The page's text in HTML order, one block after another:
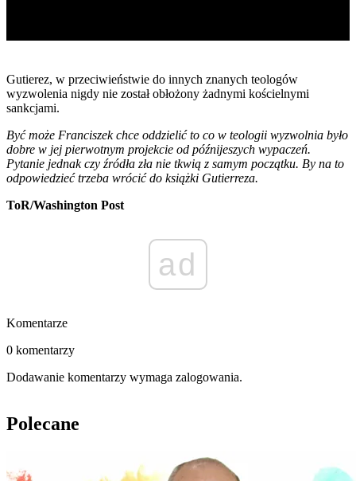
Gutierez, w przeciwieństwie do innych znanych teologów
wyzwolenia nigdy nie został obłożony żadnymi kościelnymi
sankcjami.
Być może Franciszek chce oddzielić to co w teologii wyzwolnia było
dobre w jej pierwotnym projekcie od późnijeszych wypaczeń.
Pytanie jednak czy źródła zła nie tkwią z samym początku. By na to
odpowiedzieć trzeba wrócić do książki Gutierreza.
ToR/Washington Post
ad
Komentarze
0 komentarzy
Dodawanie komentarzy wymaga zalogowania.
Polecane